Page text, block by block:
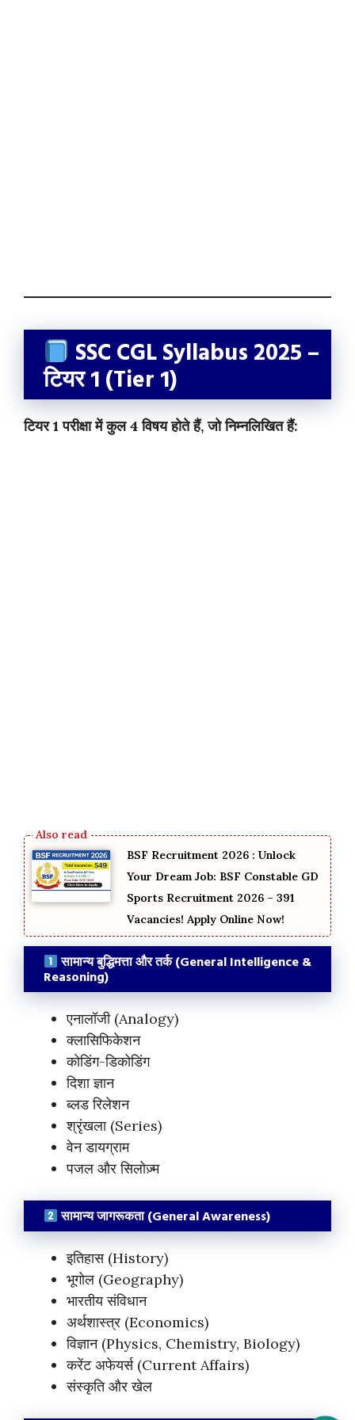
SSC CGL Syllabus 2025 –
टियर 1 (Tier 1)
टियर 1 परीक्षा में कुल 4 विषय होते हैं, जो निम्नलिखित हैं:
BSF Recruitment 2026 : Unlock
Your Dream Job: BSF Constable GD
Sports Recruitment 2026 – 391
Vacancies! Apply Online Now!
सामान्य बुद्धिमत्ता और तर्क (General Intelligence &
Reasoning)
एनालॉजी (Analogy)
क्लासिफिकेशन
कोडिंग-डिकोडिंग
दिशा ज्ञान
ब्लड रिलेशन
श्रृंखला (Series)
वेन डायग्राम
पजल और सिलोज़्म
सामान्य जागरूकता (General Awareness)
इतिहास (History)
भूगोल (Geography)
भारतीय संविधान
अर्थशास्त्र (Economics)
विज्ञान (Physics, Chemistry, Biology)
करेंट अफेयर्स (Current Affairs)
संस्कृति और खेल